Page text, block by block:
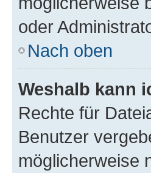
oder
Nach oben
Weshalb kann
Rechte für
Benutzer
möglicherweise